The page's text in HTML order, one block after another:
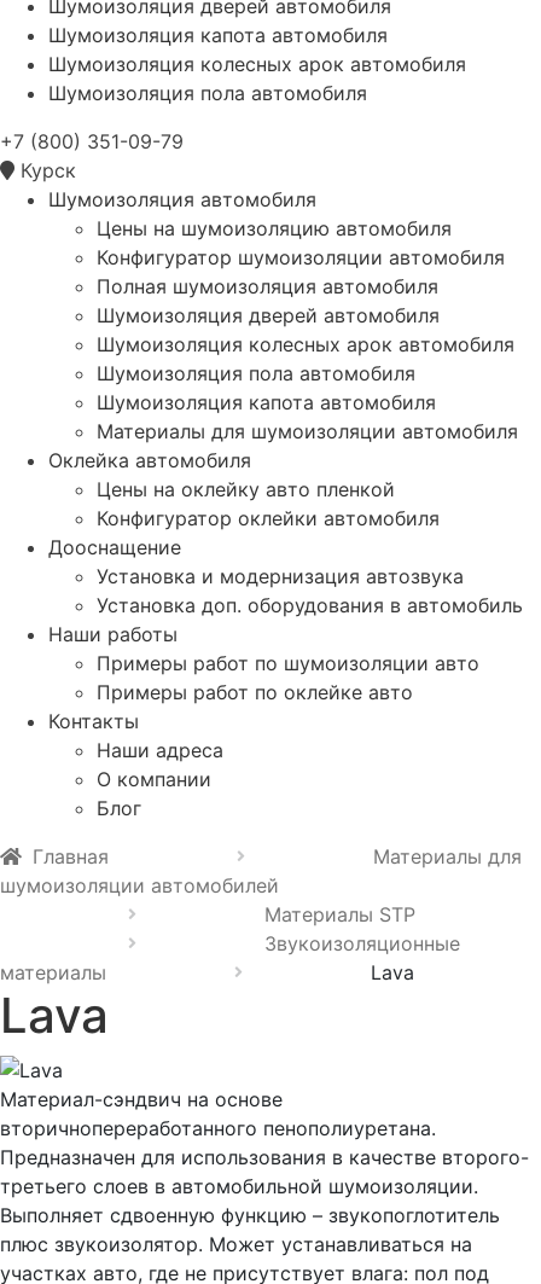
Шумоизоляция дверей автомобиля
Шумоизоляция капота автомобиля
Шумоизоляция колесных арок автомобиля
Шумоизоляция пола автомобиля
+7 (800) 351-09-79
Курск
Шумоизоляция автомобиля
Цены на шумоизоляцию автомобиля
Конфигуратор шумоизоляции автомобиля
Полная шумоизоляция автомобиля
Шумоизоляция дверей автомобиля
Шумоизоляция колесных арок автомобиля
Шумоизоляция пола автомобиля
Шумоизоляция капота автомобиля
Материалы для шумоизоляции автомобиля
Оклейка автомобиля
Цены на оклейку авто пленкой
Конфигуратор оклейки автомобиля
Дооснащение
Установка и модернизация автозвука
Установка доп. оборудования в автомобиль
Наши работы
Примеры работ по шумоизоляции авто
Примеры работ по оклейке авто
Контакты
Наши адреса
О компании
Блог
Главная
Материалы для
шумоизоляции автомобилей
Материалы STP
Звукоизоляционные
материалы
Lava
Lava
Материал-сэндвич на основе
вторичнопереработанного пенополиуретана.
Предназначен для использования в качестве второго-
третьего слоев в автомобильной шумоизоляции.
Выполняет сдвоенную функцию – звукопоглотитель
плюс звукоизолятор. Может устанавливаться на
участках авто, где не присутствует влага: пол под